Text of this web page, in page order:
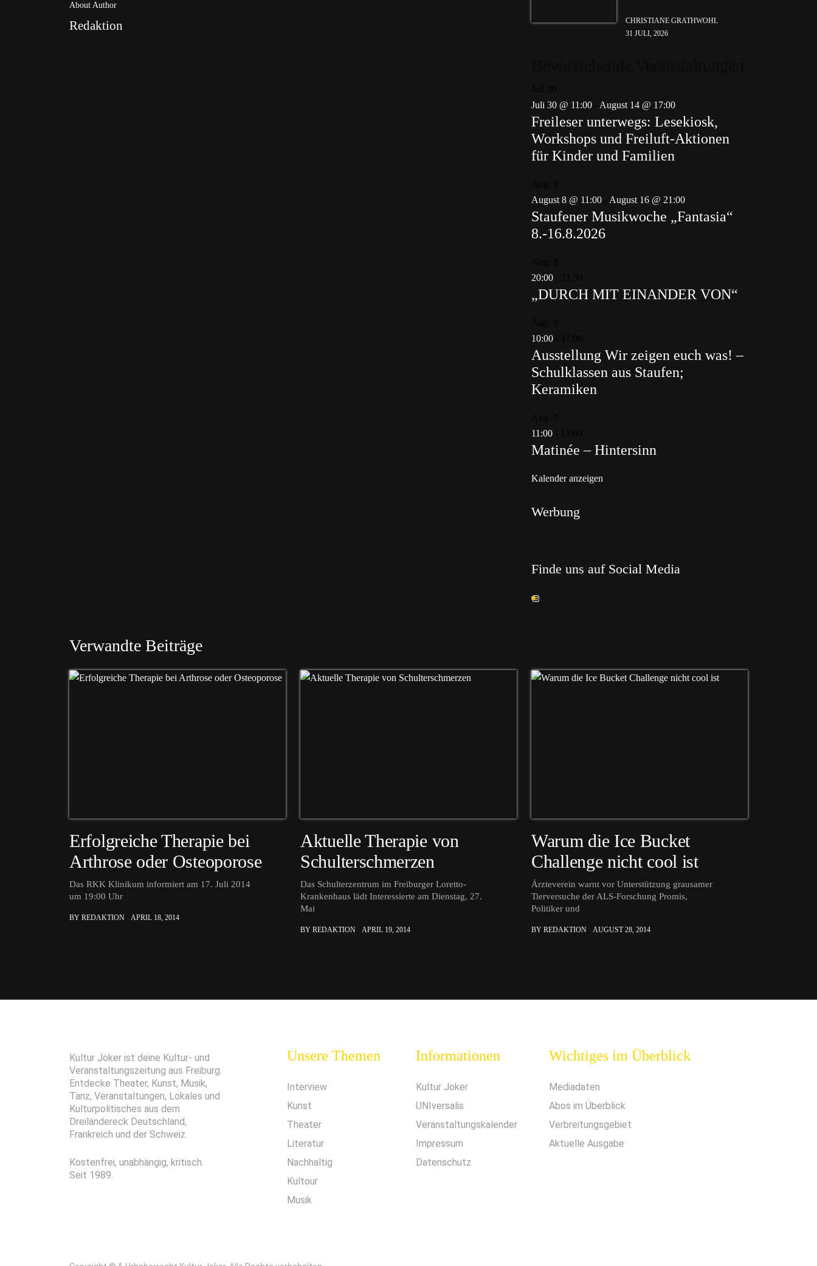
About Author
Redaktion
CHRISTIANE GRATHWOHL
31 JULI, 2026
Juli 30 @ 11:00
August 14 @ 17:00
Freileser unterwegs: Lesekiosk,
Workshops und Freiluft-Aktionen
für Kinder und Familien
August 8 @ 11:00
August 16 @ 21:00
Staufener Musikwoche „Fantasia“
8.-16.8.2026
20:00
„DURCH MIT EINANDER VON“
10:00
Ausstellung Wir zeigen euch was! –
Schulklassen aus Staufen;
Keramiken
11:00
Matinée – Hintersinn
Kalender anzeigen
Werbung
Finde uns auf Social Media
Verwandte Beiträge
Erfolgreiche Therapie bei
Arthrose oder Osteoporose
Das RKK Klinikum informiert am 17. Juli 2014
um 19:00 Uhr
BY REDAKTION APRIL 18, 2014
Aktuelle Therapie von
Schulterschmerzen
Das Schulterzentrum im Freiburger Loretto-
Krankenhaus lädt Interessierte am Dienstag, 27.
Mai
BY REDAKTION APRIL 19, 2014
Warum die Ice Bucket
Challenge nicht cool ist
Ärzteverein warnt vor Unterstützung grausamer
Tierversuche der ALS-Forschung Promis,
Politiker und
BY REDAKTION AUGUST 28, 2014
Kultur Joker ist deine Kultur- und
Veranstaltungszeitung aus Freiburg.
Entdecke Theater, Kunst, Musik,
Tanz, Veranstaltungen, Lokales und
Kulturpolitisches aus dem
Dreiländereck Deutschland,
Frankreich und der Schweiz.
Kostenfrei, unabhängig, kritisch.
Seit 1989.
Unsere Themen
Interview
Kunst
Theater
Literatur
Nachhaltig
Kultour
Musik
Informationen
Kultur Joker
UNIversalis
Veranstaltungskalender
Impressum
Datenschutz
Wichtiges im Überblick
Mediadaten
Abos im Überblick
Verbreitungsgebiet
Aktuelle Ausgabe